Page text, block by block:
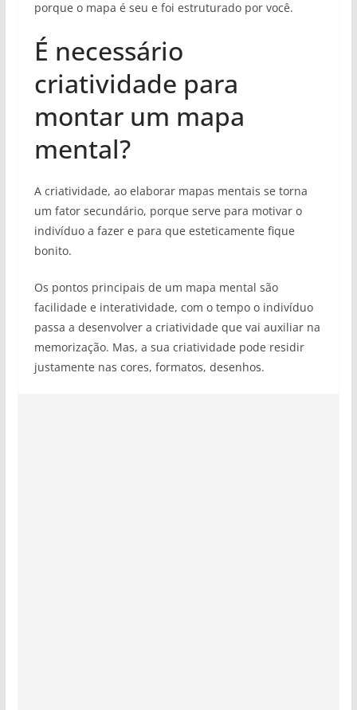
porque o mapa é seu e foi estruturado por você.
É necessário
criatividade para
montar um mapa
mental?
A criatividade, ao elaborar mapas mentais se torna
um fator secundário, porque serve para motivar o
indivíduo a fazer e para que esteticamente fique
bonito.
Os pontos principais de um mapa mental são
facilidade e interatividade, com o tempo o indivíduo
passa a desenvolver a criatividade que vai auxiliar na
memorização. Mas, a sua criatividade pode residir
justamente nas cores, formatos, desenhos.